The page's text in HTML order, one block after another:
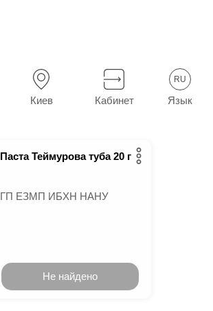
Киев Кабинет
RU
Язык
в г. Умань
Паста Теймурова туба 20 г
ГП ЕЗМП ИБХН НАНУ
Не найдено